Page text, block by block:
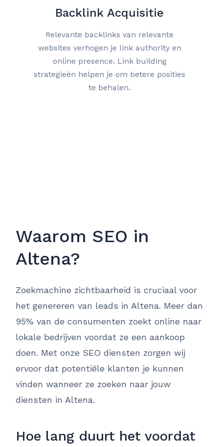
Backlink Acquisitie
Relevante backlinks van relevante
websites verhogen je link authority en
online presence. Link building
strategieën helpen je om betere posities
te behalen.
Waarom SEO in
Altena?
Zoekmachine zichtbaarheid is cruciaal voor
het genereren van leads in Altena. Meer dan
95% van de consumenten zoekt online naar
lokale bedrijven voordat ze een aankoop
doen. Met onze SEO diensten zorgen wij
ervoor dat potentiële klanten je kunnen
vinden wanneer ze zoeken naar jouw
diensten in Altena.
Hoe lang duurt het voordat